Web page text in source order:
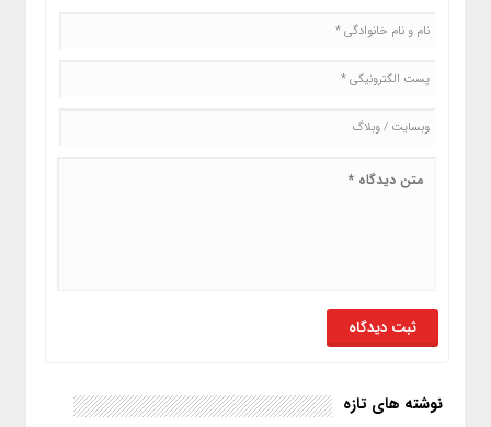
نوشته های تازه